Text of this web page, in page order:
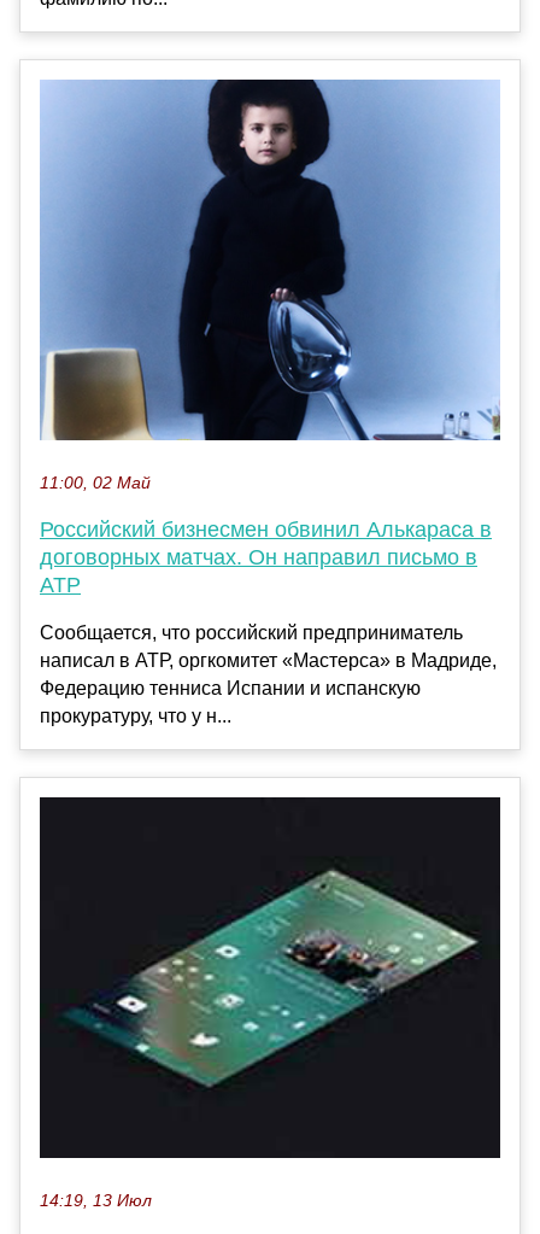
11:00, 02 Май
Российский бизнесмен обвинил Алькараса в
договорных матчах. Он направил письмо в
ATP
Сообщается, что российский предприниматель
написал в АТР, оргкомитет «Мастерса» в Мадриде,
Федерацию тенниса Испании и испанскую
прокуратуру, что у н...
14:19, 13 Июл